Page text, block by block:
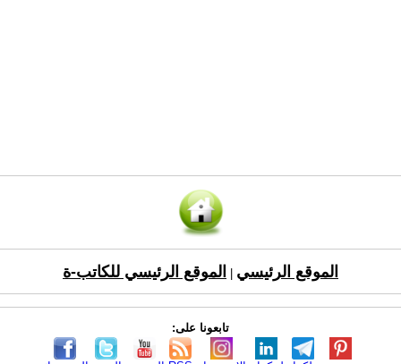
الموقع الرئيسي الموقع الرئيسي للكاتب-ة
تابعونا على: